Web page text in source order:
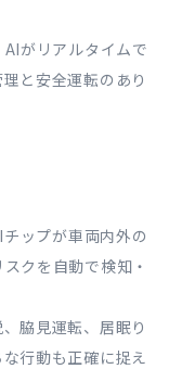
がリアルタイムで
と安全運転のあり
ップが車両内外の
クを自動で検知・
脇見運転、居眠り
行動も正確に捉え